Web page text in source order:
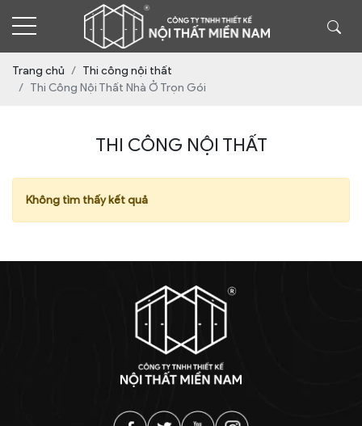
Trang chủ
Thi công nội thất
Thi Công Nội Thất Nhà Ở Trọn Gói
THI CÔNG NỘI THẤT
Không tìm thấy kết quả